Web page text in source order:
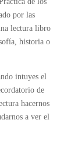
por las
lectura libro
historia o
intuyes el
de
hacernos
a ver el